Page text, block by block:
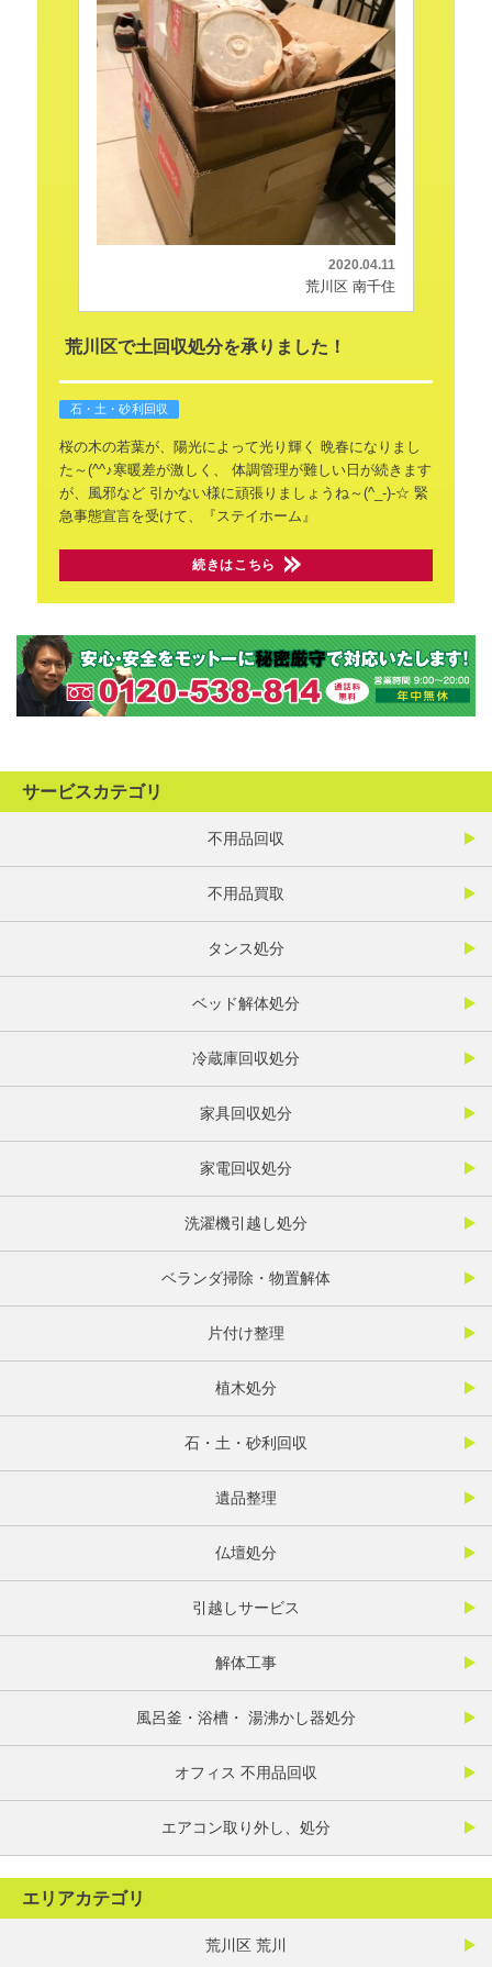
2020.04.11
荒川区 南千住
荒川区で土回収処分を承りました！
石・土・砂利回収
桜の木の若葉が、陽光によって光り輝く 晩春になりまし
た～(^^♪寒暖差が激しく、
体調管理が難しい日が続きます
が、風邪など引かない様に頑張りましょうね～(^_-)-☆ 緊
急事態宣言を受けて、『ステイホーム』
続きはこちら
サービスカテゴリ
不用品回収
不用品買取
タンス処分
ベッド解体処分
冷蔵庫回収処分
家具回収処分
家電回収処分
洗濯機引越し処分
ベランダ掃除・物置解体
片付け整理
植木処分
石・土・砂利回収
遺品整理
仏壇処分
引越しサービス
解体工事
風呂釜・浴槽・ 湯沸かし器処分
オフィス 不用品回収
エアコン取り外し、処分
エリアカテゴリ
荒川区 荒川